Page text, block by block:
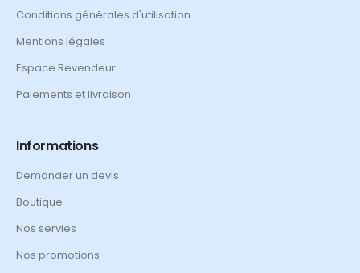
Conditions générales d'utilisation
Mentions légales
Espace Revendeur
Paiements et livraison
Informations
Demander un devis
Boutique
Nos servies
Nos promotions